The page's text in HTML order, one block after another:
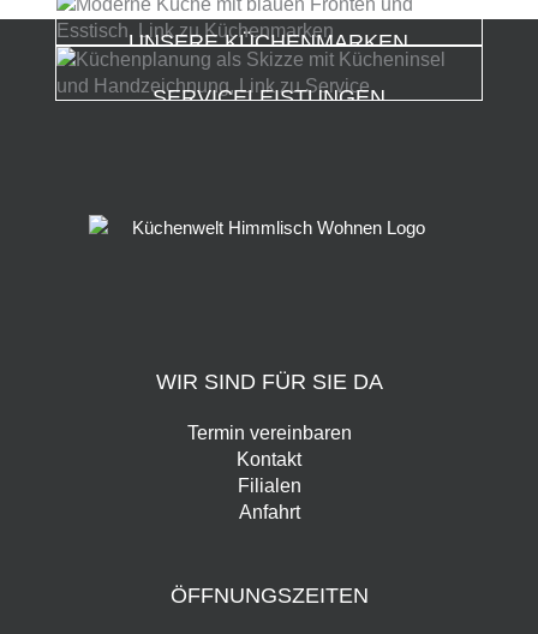
UNSERE KÜCHENMARKEN
SERVICELEISTUNGEN
WIR SIND FÜR SIE DA
Termin vereinbaren
Kontakt
Filialen
Anfahrt
ÖFFNUNGSZEITEN